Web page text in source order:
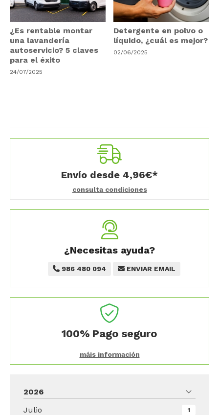
¿Es rentable montar
una lavandería
autoservicio? 5 claves
para el éxito
24/07/2025
Detergente en polvo o
líquido, ¿cuál es mejor?
02/06/2025
Envío desde 4,96€*
consulta condiciones
¿Necesitas ayuda?
986 480 094 ENVIAR EMAIL
100% Pago seguro
máis información
2026
Julio
1